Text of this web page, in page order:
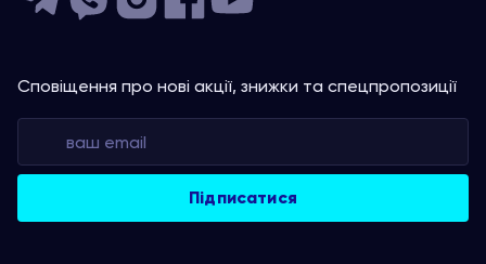
Сповіщення про нові акції, знижки та спецпропозиції